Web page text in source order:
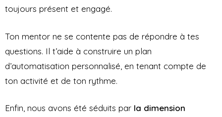
toujours présent et engagé.
Ton mentor ne se contente pas de répondre à tes
questions. Il t’aide à construire un plan
d’automatisation personnalisé, en tenant compte de
ton activité et de ton rythme.
Enfin, nous avons été séduits par la dimension